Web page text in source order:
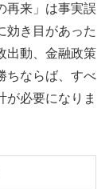
再来」は事実誤
効き目があった
出動、金融政策
ちならば、すべ
が必要になりま